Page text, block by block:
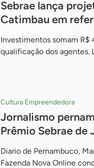
Sebrae lança
Catimbau em
Investimentos somam
qualificação dos agentes.
Cultura Empreendedora
Jornalismo
Prêmio Sebrae de
Diario de Pernambuco,
Fazenda Nova Online